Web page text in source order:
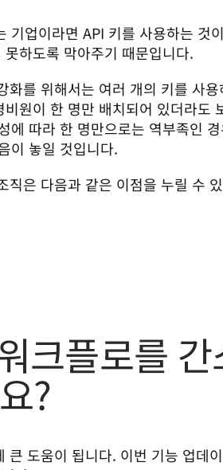
기업이라면 API 키를 사용하는 것
하도록 막아주기 때문입니다.
화를 위해서는 여러 개의 키를 사
원이 한 명만 배치되어 있더라도
에 따라 한 명만으로는 역부족인
이 놓일 것입니다.
직은 다음과 같은 이점을 누릴 수
크플로를
?
큰 도움이 됩니다. 이번 기능 업데